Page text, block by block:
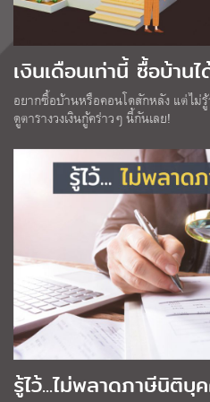
เงินเดือนเท่านี้ ซื้อบ้านไ
อยากซื้อบ้านหรือคอนโดสักหลัง แต่ไม่รู้
ดูตารางวงเงินกู้คร่าวๆ นี้กันเลย!
รู้ไว้...ไม่พลาดภาษีนิติบุ